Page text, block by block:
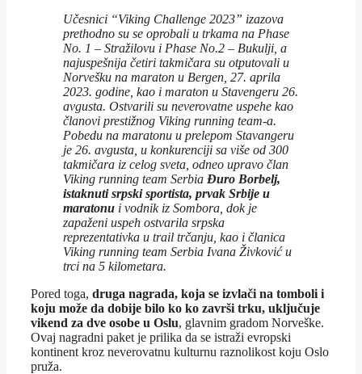
Učesnici “Viking Challenge 2023” izazova
prethodno su se oprobali u trkama na Phase
No. 1 – Stražilovu i Phase No.2 – Bukulji, a
najuspešnija četiri takmičara su otputovali u
Norvešku na maraton u Bergen, 27. aprila
2023. godine, kao i maraton u Stavengeru 26.
avgusta. Ostvarili su neverovatne uspehe kao
članovi prestižnog Viking running team-a.
Pobedu na maratonu u prelepom Stavangeru
je 26. avgusta, u konkurenciji sa više od 300
takmičara iz celog sveta, odneo upravo član
Viking running team Serbia Đuro Borbelj,
istaknuti srpski sportista, prvak Srbije u
maratonu i vodnik iz Sombora, dok je
zapaženi uspeh ostvarila srpska
reprezentativka u trail trčanju, kao i članica
Viking running team Serbia Ivana Živković u
trci na 5 kilometara.
Pored toga, druga nagrada, koja se izvlači na tomboli i
koju može da dobije bilo ko ko završi trku, uključuje
vikend za dve osobe u Oslu, glavnim gradom Norveške.
Ovaj nagradni paket je prilika da se istraži evropski
kontinent kroz neverovatnu kulturnu raznolikost koju Oslo
pruža.